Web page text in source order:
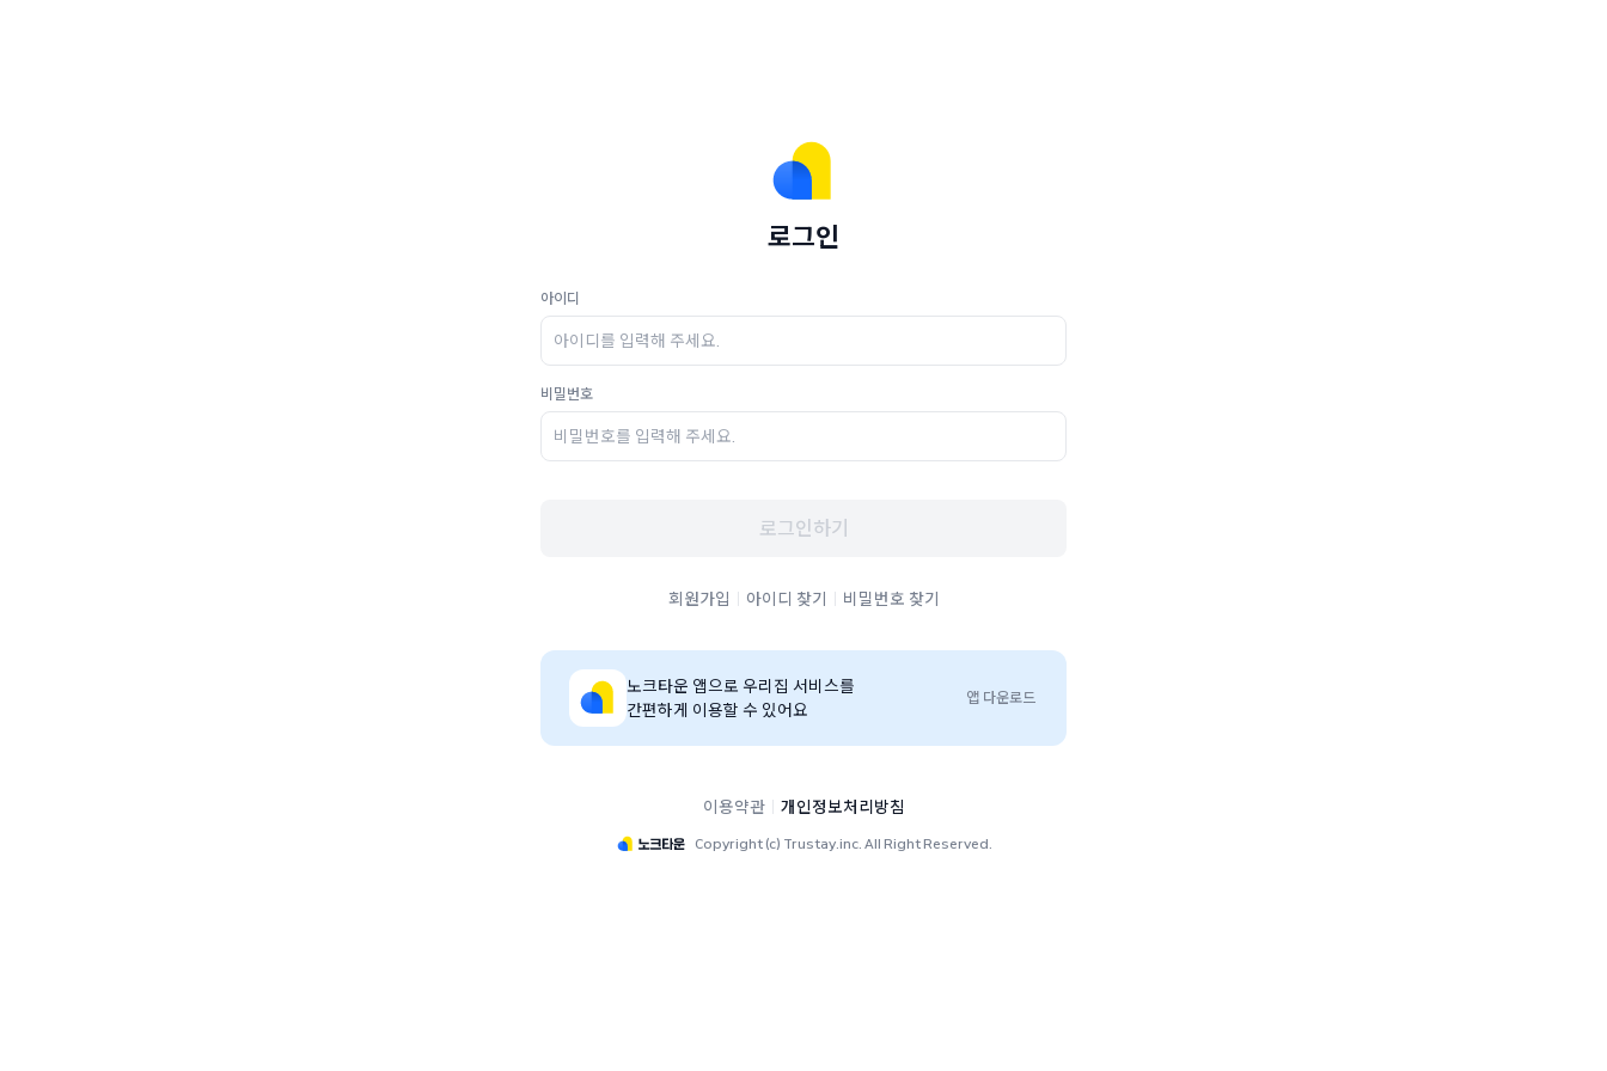
로그인
아이디
비밀번호
로그인하기
회원가입 아이디 찾기 비밀번호 찾기
노크타운 앱으로 우리집 서비스를
간편하게 이용할 수 있어요
앱 다운로드
이용약관 개인정보처리방침
Copyright (c) Trustay.inc. All Right Reserved.